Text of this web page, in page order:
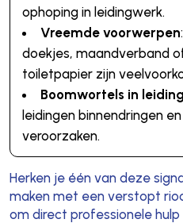
ophoping in leidingwerk.
Vreemde voorwerpen
doekjes, maandverband
toiletpapier zijn
Boomwortels in
leidingen binnendringen
veroorzaken.
Herken je één van deze
maken met een verstopt
om direct professionele